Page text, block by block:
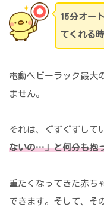
15分オー
てくれる
電動ベビーラック最大
ません。
それは、ぐずぐずして
ないの…」と何分も抱
重たくなってきた赤
できます。そして、